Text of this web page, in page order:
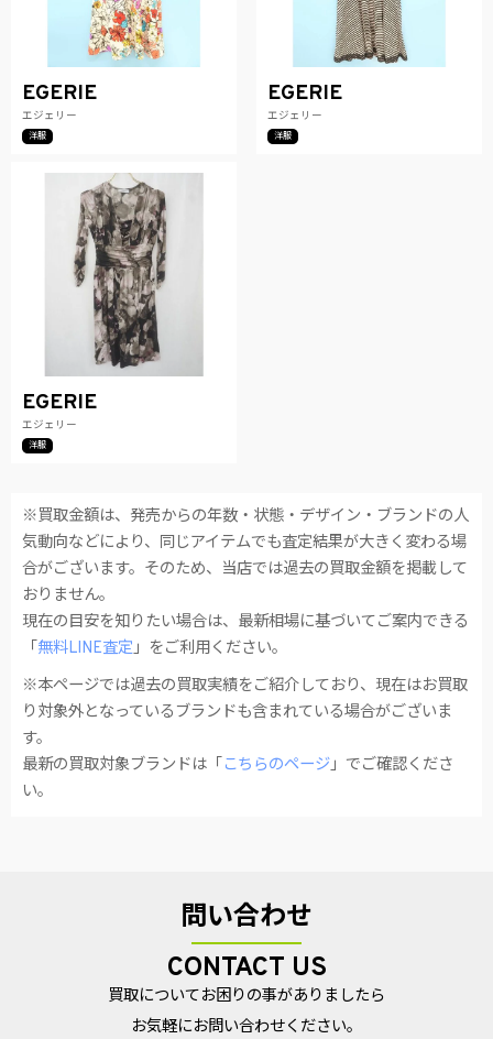
EGERIE
エジェリー
洋服
EGERIE
エジェリー
洋服
EGERIE
エジェリー
洋服
※買取金額は、発売からの年数・状態・デザイン・ブランドの人
気動向などにより、同じアイテムでも査定結果が大きく変わる場
合がございます。そのため、当店では過去の買取金額を掲載して
おりません。
現在の目安を知りたい場合は、最新相場に基づいてご案内できる
「 無料LINE査定」をご利用ください。
※本ページでは過去の買取実績をご紹介しており、現在はお買取
り対象外となっているブランドも含まれている場合がございま
す。
最新の買取対象ブランドは「 こちらのページ」でご確認くださ
い。
問い合わせ
CONTACT US
買取についてお困りの事がありましたら
お気軽にお問い合わせください。